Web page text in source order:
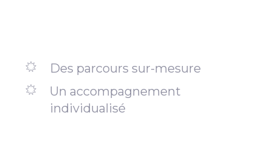
Des parcours sur-mesure
Un accompagnement
individualisé